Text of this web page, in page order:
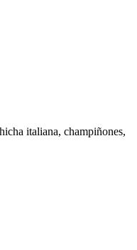
italiana, champiñones,